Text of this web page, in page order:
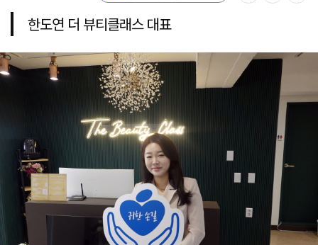
한도연 더 뷰티클래스 대표